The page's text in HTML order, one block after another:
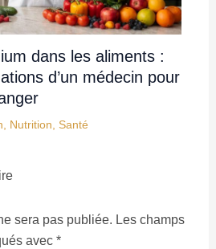
dans les aliments :
d’un médecin pour
, Nutrition, Santé
sera pas publiée. Les champs
avec *